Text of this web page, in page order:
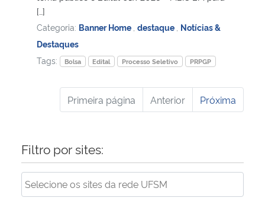
[…]
Categoria: Banner Home destaque Notícias &
Destaques
Tags:
Bolsa Edital Processo Seletivo PRPGP
Primeira página Anterior Próxima
Filtro por sites: